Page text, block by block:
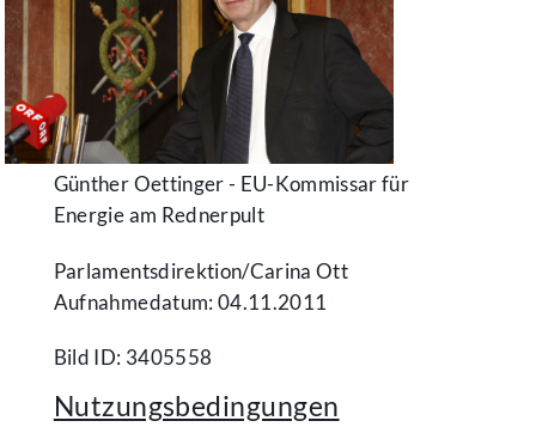
Günther Oettinger - EU-Kommissar für
Energie am Rednerpult
Parlamentsdirektion/​Carina Ott
Aufnahmedatum: 04.11.2011
Bild ID: 3405558
Nutzungsbedingungen